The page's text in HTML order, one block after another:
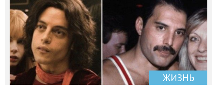
ЖИЗНЬ